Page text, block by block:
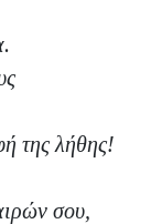
της λήθης!
σου,